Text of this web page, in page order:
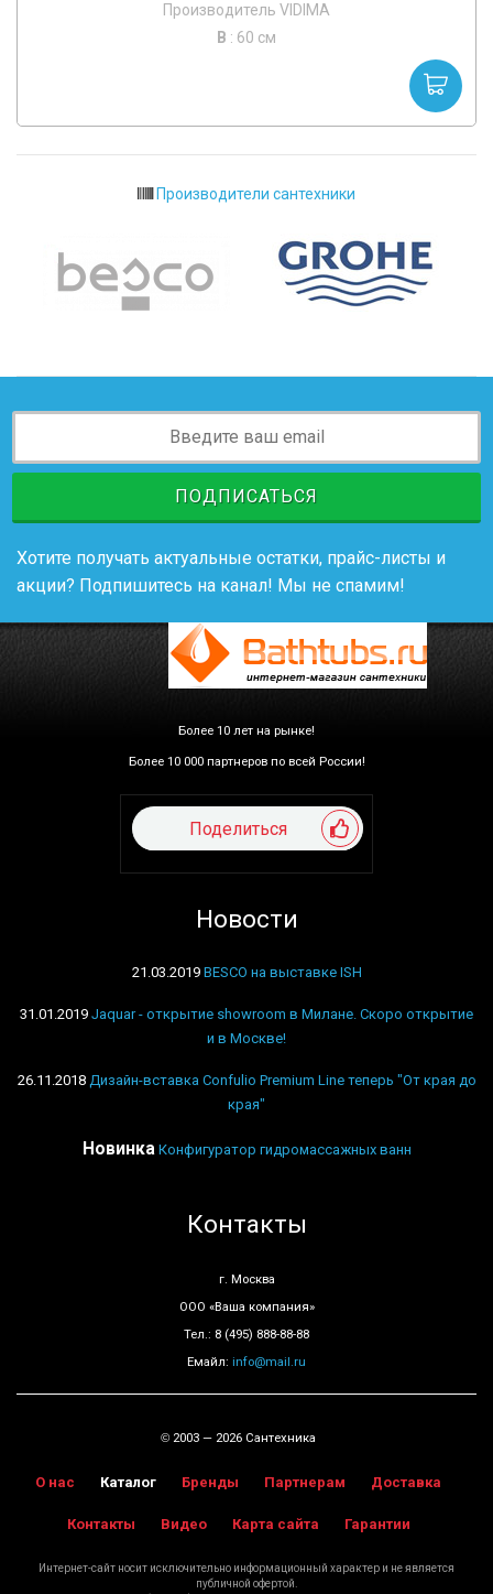
Производитель VIDIMA
В : 60 см
Производители сантехники
ПОДПИСАТЬСЯ
Хотите получать актуальные остатки, прайс-листы и
акции? Подпишитесь на канал! Мы не спамим!
Более 10 лет на рынке!
Более 10 000 партнеров по всей России!
Поделиться
Новости
21.03.2019 BESCO на выставке ISH
31.01.2019 Jaquar - открытие showroom в Милане. Скоро открытие
и в Москве!
26.11.2018 Дизайн-вставка Confulio Premium Line теперь "От края до
края"
Новинка Конфигуратор гидромассажных ванн
Контакты
г. Москва
ООО «Ваша компания»
Тел.: 8 (495) 888-88-88
Емайл: info@mail.ru
© 2003 — 2026 Сантехника
О нас Каталог Бренды Партнерам Доставка
Контакты Видео Карта сайта Гарантии
Интернет-сайт носит исключительно информационный характер и не является
публичной офертой.